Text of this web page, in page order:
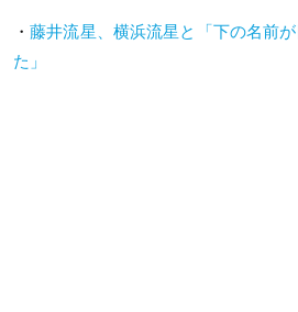
・藤井流星、横浜流星と「下の名前
た」